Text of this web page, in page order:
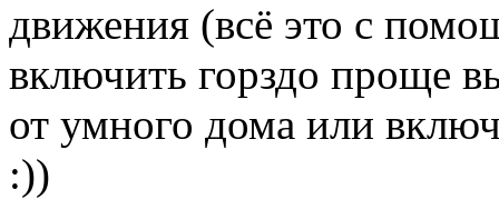
движения (всё это с
включить горздо проще
от умного дома или
:))